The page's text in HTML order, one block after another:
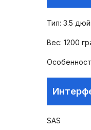
Тип: 3.5
Вес: 1200
SAS